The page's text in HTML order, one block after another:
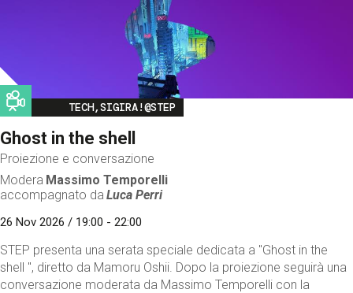
Image
TECH,SIGIRA!@STEP
Ghost in the shell
Proiezione e conversazione
Modera Massimo Temporelli
accompagnato da Luca Perri
26 Nov 2026 / 19:00 - 22:00
STEP presenta una serata speciale dedicata a "Ghost in the
shell ", diretto da Mamoru Oshii. Dopo la proiezione seguirà una
conversazione moderata da Massimo Temporelli con la